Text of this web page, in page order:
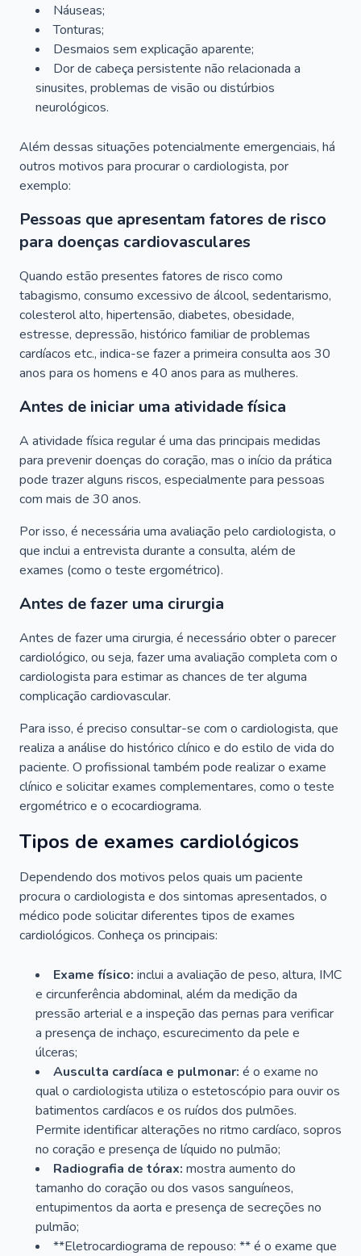
Náuseas;
Tonturas;
Desmaios sem explicação aparente;
Dor de cabeça persistente não relacionada a
sinusites, problemas de visão ou distúrbios
neurológicos.
Além dessas situações potencialmente emergenciais, há
outros motivos para procurar o cardiologista, por
exemplo:
Pessoas que apresentam fatores de risco
para doenças cardiovasculares
Quando estão presentes fatores de risco como
tabagismo, consumo excessivo de álcool, sedentarismo,
colesterol alto, hipertensão, diabetes, obesidade,
estresse, depressão, histórico familiar de problemas
cardíacos etc., indica-se fazer a primeira consulta aos 30
anos para os homens e 40 anos para as mulheres.
Antes de iniciar uma atividade física
A atividade física regular é uma das principais medidas
para prevenir doenças do coração, mas o início da prática
pode trazer alguns riscos, especialmente para pessoas
com mais de 30 anos.
Por isso, é necessária uma avaliação pelo cardiologista, o
que inclui a entrevista durante a consulta, além de
exames (como o teste ergométrico).
Antes de fazer uma cirurgia
Antes de fazer uma cirurgia, é necessário obter o parecer
cardiológico, ou seja, fazer uma avaliação completa com o
cardiologista para estimar as chances de ter alguma
complicação cardiovascular.
Para isso, é preciso consultar-se com o cardiologista, que
realiza a análise do histórico clínico e do estilo de vida do
paciente. O profissional também pode realizar o exame
clínico e solicitar exames complementares, como o teste
ergométrico e o ecocardiograma.
Tipos de exames cardiológicos
Dependendo dos motivos pelos quais um paciente
procura o cardiologista e dos sintomas apresentados, o
médico pode solicitar diferentes tipos de exames
cardiológicos. Conheça os principais:
Exame físico: inclui a avaliação de peso, altura, IMC
e circunferência abdominal, além da medição da
pressão arterial e a inspeção das pernas para verificar
a presença de inchaço, escurecimento da pele e
úlceras;
Ausculta cardíaca e pulmonar: é o exame no
qual o cardiologista utiliza o estetoscópio para ouvir os
batimentos cardíacos e os ruídos dos pulmões.
Permite identificar alterações no ritmo cardíaco, sopros
no coração e presença de líquido no pulmão;
Radiografia de tórax: mostra aumento do
tamanho do coração ou dos vasos sanguíneos,
entupimentos da aorta e presença de secreções no
pulmão;
**Eletrocardiograma de repouso: ** é o exame que